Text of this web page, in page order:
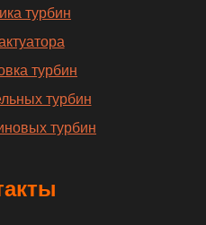
турбин
турбин
турбин
турбин